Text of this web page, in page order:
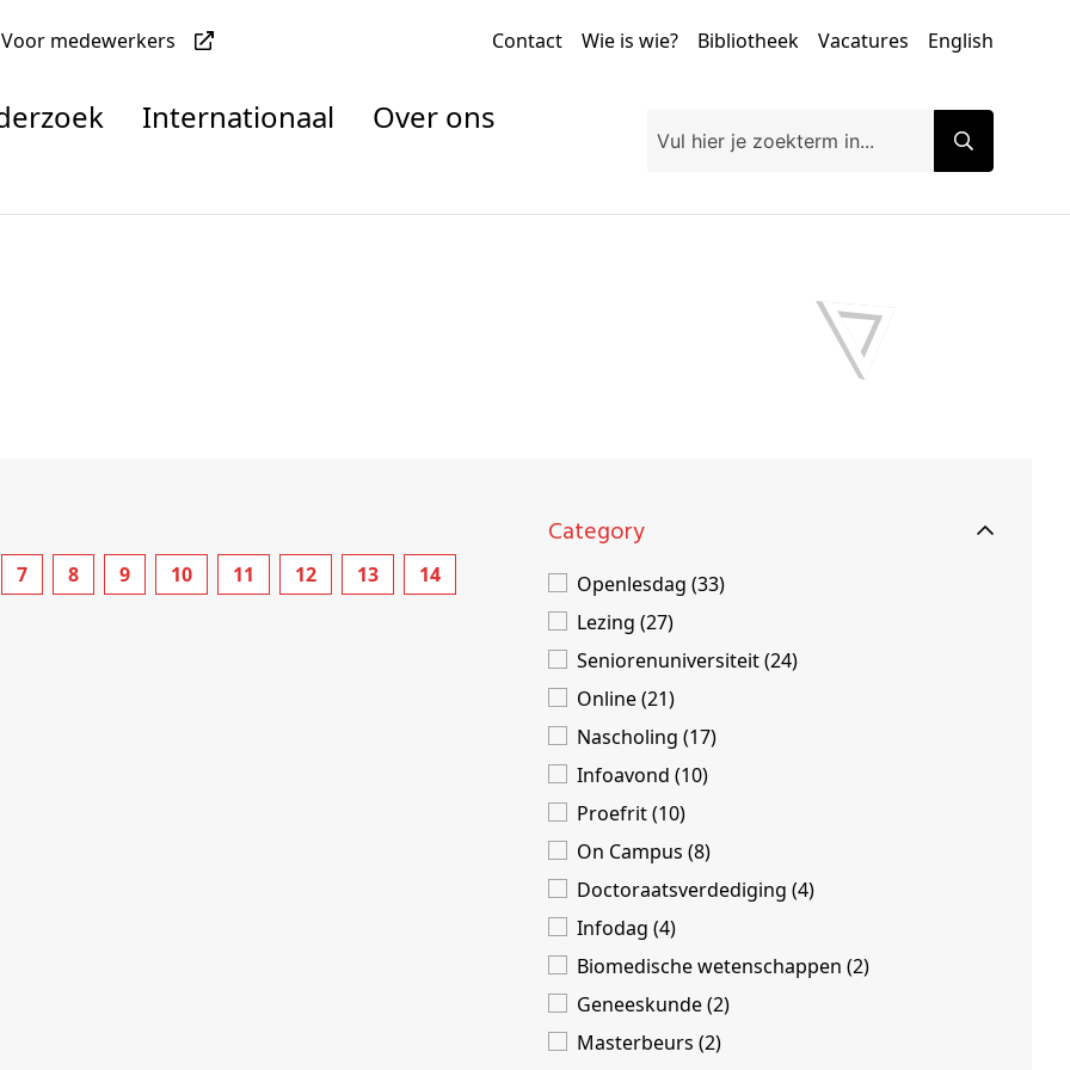
Voor medewerkers Contact Wie is wie? Bibliotheek Vacatures English
Internationaal
Over ons
7 8 9 10 11 12 13 14
Category
Openlesdag (33)
Lezing (27)
Seniorenuniversiteit (24)
Online (21)
Nascholing (17)
Infoavond (10)
Proefrit (10)
On Campus (8)
Doctoraatsverdediging (4)
Infodag (4)
Biomedische wetenschappen (2)
Geneeskunde (2)
Masterbeurs (2)